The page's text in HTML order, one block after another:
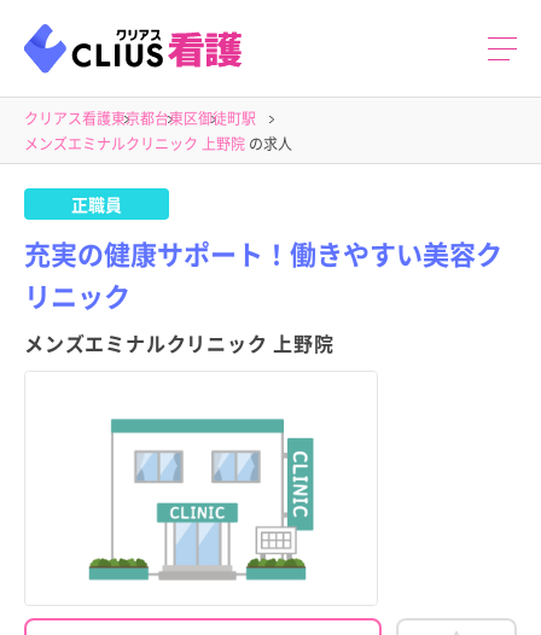
クリアス看護東京都台東区御徒町駅
メンズエミナルクリニック 上野院 の求人
正職員
充実の健康サポート！働きやすい美容ク
リニック
メンズエミナルクリニック 上野院